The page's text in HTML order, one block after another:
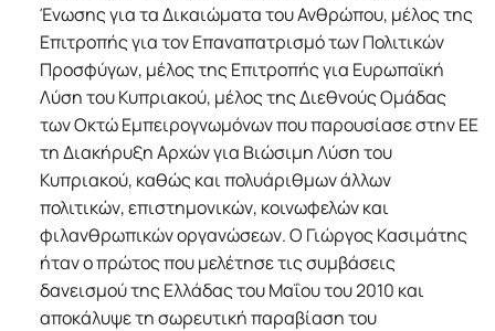
Ένωσης για τα Δικαιώματα του Ανθρώπου, μέλος της
Επιτροπής για τον Επαναπατρισμό των Πολιτικών
Προσφύγων, μέλος της Επιτροπής για Ευρωπαϊκή
Λύση του Κυπριακού, μέλος της Διεθνούς Ομάδας
των Οκτώ Εμπειρογνωμόνων που παρουσίασε στην ΕΕ
τη Διακήρυξη Αρχών για Βιώσιμη Λύση του
Κυπριακού, καθώς και πολυάριθμων άλλων
πολιτικών, επιστημονικών, κοινωφελών και
φιλανθρωπικών οργανώσεων. Ο Γιώργος Κασιμάτης
ήταν ο πρώτος που μελέτησε τις συμβάσεις
δανεισμού της Ελλάδας του Μαΐου του 2010 και
αποκάλυψε τη σωρευτική παραβίαση του